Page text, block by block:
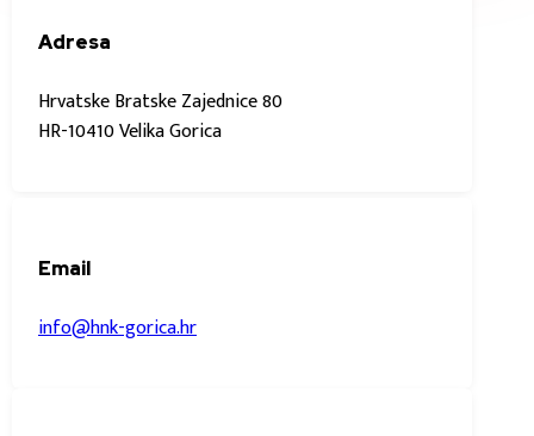
Adresa
Hrvatske Bratske Zajednice 80
HR-10410 Velika Gorica
Email
info@hnk-gorica.hr